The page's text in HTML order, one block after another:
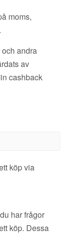
moms,
andra
av
cashback
köp via
har frågor
köp. Dessa